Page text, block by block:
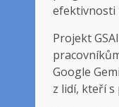
efektivnosti
Projekt
Google
z lidí, kteří